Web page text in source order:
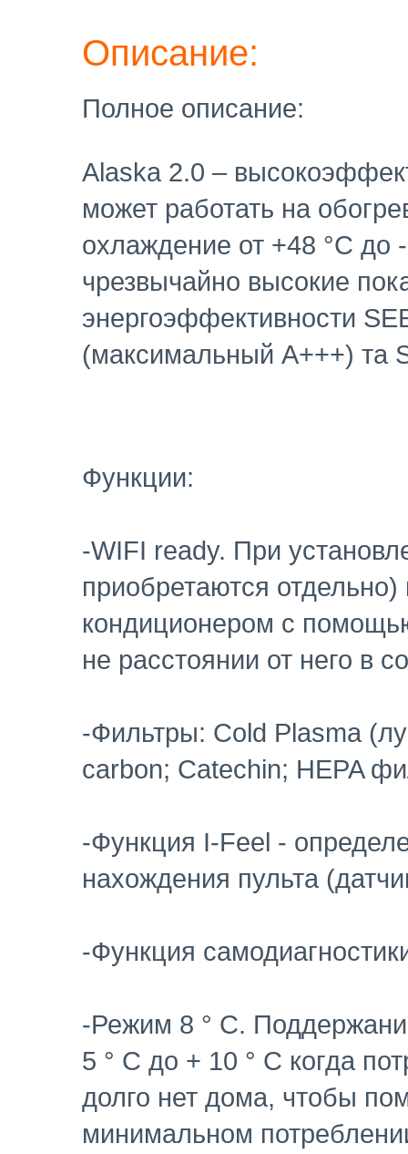
Описание:
Полное описание:
Alaska 2.0 –
может работать на
охлаждение от +48 °С до
чрезвычайно высокие
энергоэффективности
(максимальный A+++) та
Функции:
-WIFI ready. При
приобретаются
кондиционером с
не расстоянии от него в
-Фильтры: Cold Plasma
carbon; Catechin; HEPA
-Функция I-Feel -
нахождения пульта
-Функция
-Режим 8 ° С.
5 ° С до + 10 ° С когда
долго нет дома, чтобы
минимальном